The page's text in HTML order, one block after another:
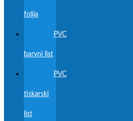
folija
PVC
barvni list
PVC
tiskarski
list